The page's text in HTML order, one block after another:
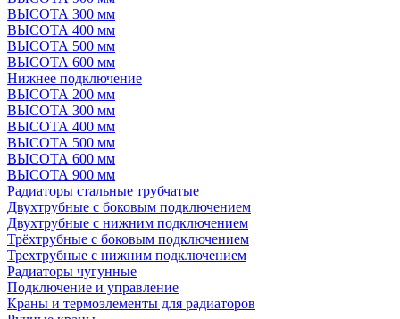
ВЫСОТА 300 мм
ВЫСОТА 400 мм
ВЫСОТА 500 мм
ВЫСОТА 600 мм
Нижнее подключение
ВЫСОТА 200 мм
ВЫСОТА 300 мм
ВЫСОТА 400 мм
ВЫСОТА 500 мм
ВЫСОТА 600 мм
ВЫСОТА 900 мм
Радиаторы стальные трубчатые
Двухтрубные с боковым подключением
Двухтрубные с нижним подключением
Трёхтрубные с боковым подключением
Трехтрубные с нижним подключением
Радиаторы чугунные
Подключение и управление
Краны и термоэлементы для радиаторов